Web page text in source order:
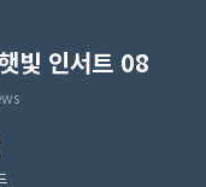
빛 인서트 08